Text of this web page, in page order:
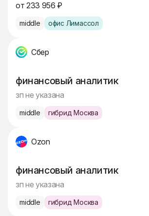
от 233 956 ₽
middle офис Лимассол
Сбер
финансовый аналитик
зп не указана
middle гибрид Москва
Ozon
финансовый аналитик
зп не указана
middle гибрид Москва